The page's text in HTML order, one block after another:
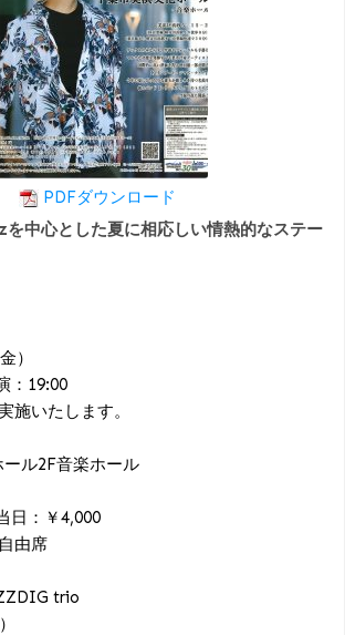
PDFダウンロード
を中心とした夏に相応しい情熱的なステー
）
：19:00
施いたします。
ル2F音楽ホール
日：￥4,000
由席
trio